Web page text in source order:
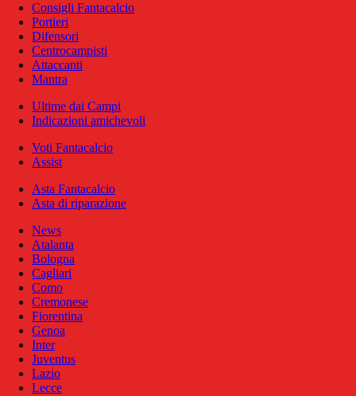
Consigli Fantacalcio
Portieri
Difensori
Centrocampisti
Attaccanti
Mantra
Ultime dai Campi
Indicazioni amichevoli
Voti Fantacalcio
Assist
Asta Fantacalcio
Asta di riparazione
News
Atalanta
Bologna
Cagliari
Como
Cremonese
Fiorentina
Genoa
Inter
Juventus
Lazio
Lecce